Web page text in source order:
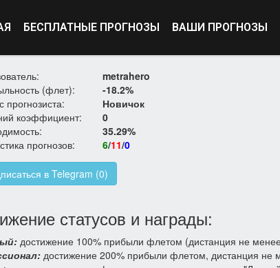
БЕСПЛАТНЫЕ ПРОГНОЗЫ ВАШИ ПРОГНОЗЫ
metrahero
(флет):
-18.2%
прогнозиста:
Новичок
коэффициент:
0
35.29%
прогнозов:
6/11/0
в Telegram (0)
статусов и награды:
достижение 100% прибыли флетом (дистанция не
достижение 200% прибыли флетом, дистанция не